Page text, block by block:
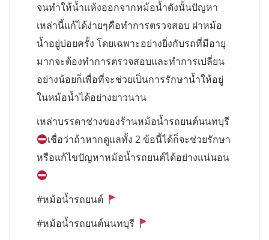
จนทำให้น้ำแห้งออกจากหม้อน้ำดังนั้นปัญหา
เหล่านี้แก้ได้ง่ายๆคือทำการตรวจสอบ ฝาหม้อ
น้ำอยู่บ่อยครั้ง โดยเฉพาะอย่างยิ่งกับรถที่มีอายุ
มากจะต้องทำการตรวจสอบและทำการเปลี่ยน
อย่างน้อยก็เพื่อที่จะช่วยเป็นการรักษาน้ำให้อยู่
ในหม้อน้ำได้อย่างยาวนาน
เหล่าบรรดาช่างของร้านหม้อน้ำรถยนต์นนทบุรี
เชื่อว่าถ้าหากดูแลทั้ง 2 ข้อนี้ได้ก็จะช่วยรักษา
หรือแก้ไขปัญหาหม้อน้ำรถยนต์ได้อย่างแน่นอน
#หม้อน้ำรถยนต์
#หม้อน้ำรถยนต์นนทบุรี